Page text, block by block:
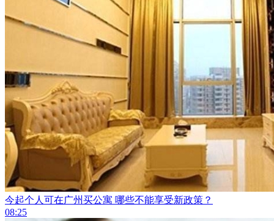
今起个人可在广州买公寓 哪些不能享受新政策？
08:25